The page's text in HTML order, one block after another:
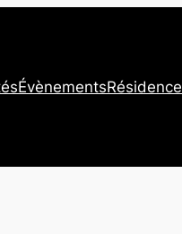
ÉvènementsRésidence